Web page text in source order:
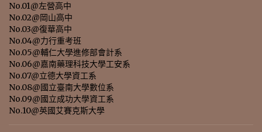
No.01@左營高中
No.02@岡山高中
No.03@復華高中
No.04@力行重考班
No.05@輔仁大學進修部會計系
No.06@嘉南藥理科技大學工安系
No.07@立德大學資工系
No.08@國立臺南大學數位系
No.09@國立成功大學資工系
No.10@英國艾賽克斯大學